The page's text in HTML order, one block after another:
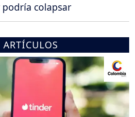
colapsar
ARTÍCULOS